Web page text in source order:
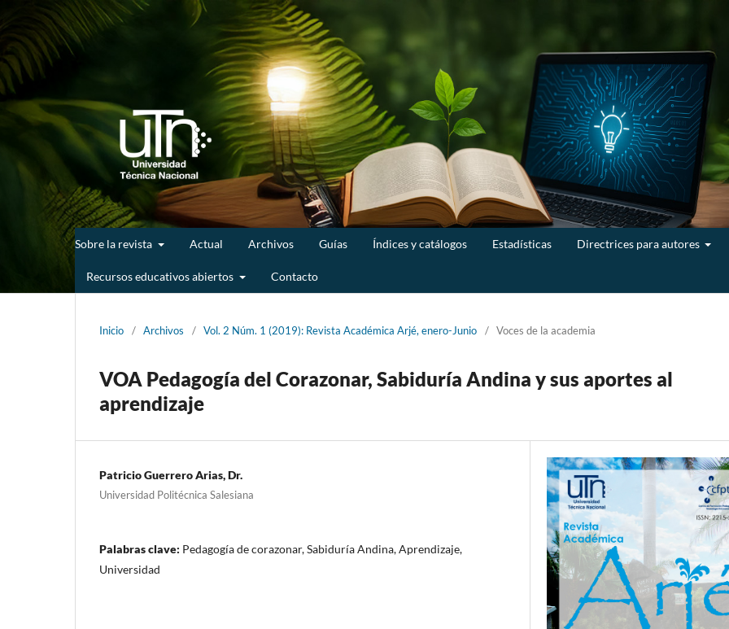
Sobre la revista Actual Archivos Guías Índices y catálogos Estadísticas Directrices para autores
Recursos educativos abiertos Contacto
Inicio / Archivos / Vol. 2 Núm. 1 (2019): Revista Académica Arjé, enero-Junio / Voces de la academia
VOA Pedagogía del Corazonar, Sabiduría Andina y sus aportes al
aprendizaje
Patricio Guerrero Arias, Dr.
Universidad Politécnica Salesiana
Palabras clave: Pedagogía de corazonar, Sabiduría Andina, Aprendizaje,
Universidad